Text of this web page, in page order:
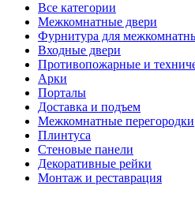
Все категории
Межкомнатные двери
Фурнитура для
Входные двери
Противопожарные и
Арки
Порталы
Доставка и подъем
Межкомнатные перегородки
Плинтуса
Стеновые панели
Декоративные рейки
Монтаж и реставрация